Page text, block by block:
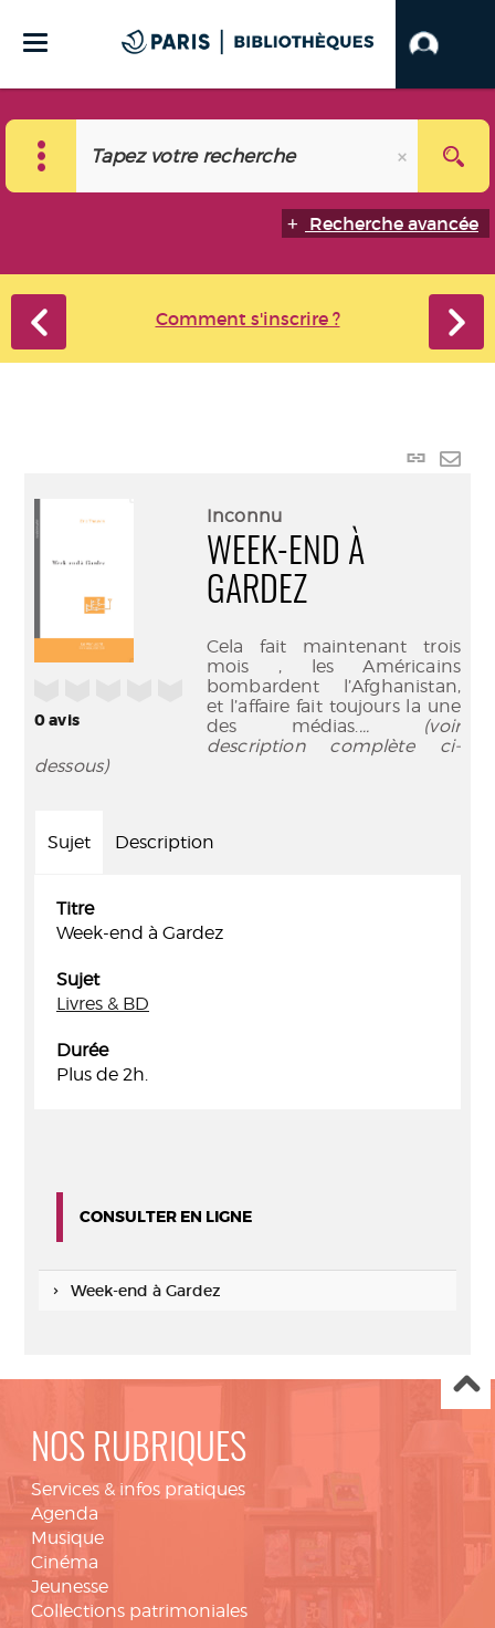
Recherche avancée
Comment s'inscrire ?
Lien
0avis
Inconnu
WEEK-END À
GARDEZ
Cela fait maintenant trois
mois , les Américains
bombardent l’Afghanistan,
et l’affaire fait toujours la une
des médias.... (voir
description complète ci-
dessous)
Sujet Description
Titre
Week-end à Gardez
Sujet
Livres & BD
Durée
Plus de 2h.
CONSULTER EN LIGNE
Week-end à Gardez
NOS RUBRIQUES
Services & infos pratiques
Agenda
Musique
Cinéma
Jeunesse
Collections patrimoniales